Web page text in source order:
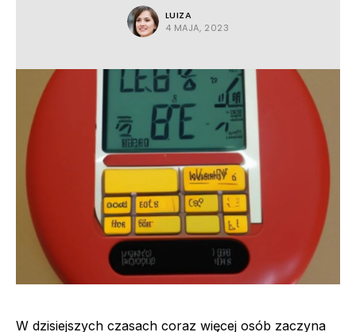
LUIZA
4 MAJA, 2023
W dzisiejszych czasach coraz więcej osób zaczyna